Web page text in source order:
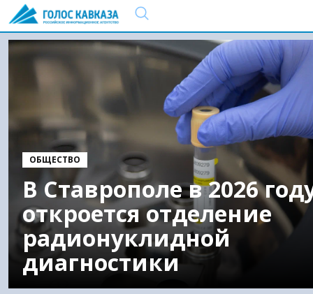
ОБЩЕСТВО
В Ставрополе в 2026
откроется отделение
радионуклидной
диагностики